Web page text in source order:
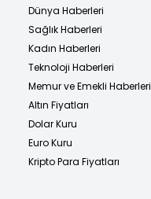
Dünya Haberleri
Sağlık Haberleri
Kadın Haberleri
Teknoloji Haberleri
Memur ve Emekli Haberleri
Altın Fiyatları
Dolar Kuru
Euro Kuru
Kripto Para Fiyatları